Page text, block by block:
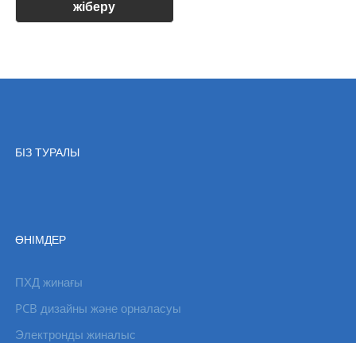
БІЗ ТУРАЛЫ
ӨНІМДЕР
ПХД жинағы
PCB дизайны және орналасуы
Электронды жиналыс